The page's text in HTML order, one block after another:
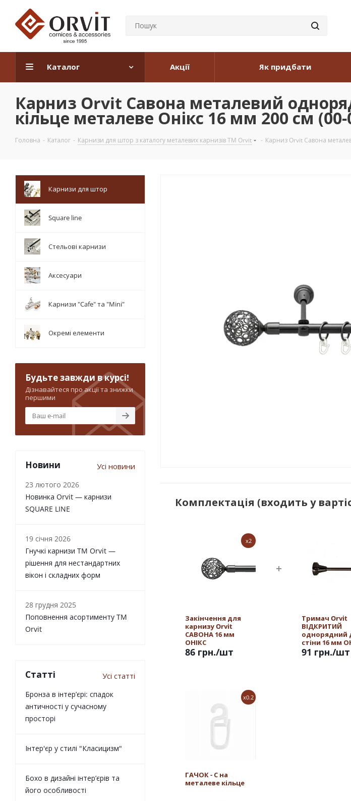
Каталог Акції Як придбати
Карниз Orvit Савона металевий
кільце металеве Онікс 16 мм 200 см (00-
Головна - Каталог - Карнизи для штор з каталогу металевих карнизів TM Orvit - Карниз Orvit Савона
Комплектація (входить у
x2
Закінчення для
карнизу Orvit
САВОНА 16 мм
ОНІКС
86 грн./шт
Тримач Orvit
ВІДКРИТИЙ
однорядний
стіни 16 мм
91 грн./шт
x0.2
ГАЧОК - С на
металеве кільце
Карнизи для штор
Square line
Стельові карнизи
Аксесуари
Карнизи "Cafe" та "Mini"
Окремі елементи
Будьте завжди в курсі!
Дізнавайтеся про акції та знижки
першими
Новини Усі новини
23 лютого 2026
Новинка Orvit — карнизи
SQUARE LINE
19 січня 2026
Гнучкі карнизи TM Orvit —
рішення для нестандартних
вікон і складних форм
28 грудня 2025
Поповнення асортименту TM
Orvit
Статті Усі статті
Бронза в інтер’єрі: спадок
античності у сучасному
просторі
Інтер'єр у стилі "Класицизм"
Бохо в дизайні інтер’єрів та
його особливості